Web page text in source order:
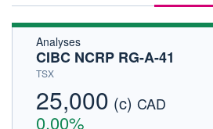
Analyses
CIBC NCRP RG-A-41
TSX
25,000 (c) CAD
0,00%